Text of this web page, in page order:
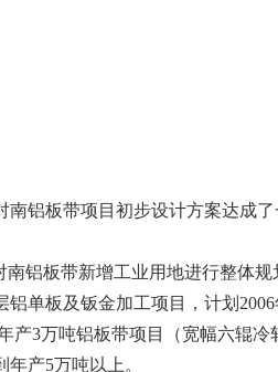
铝板带项目初步设计方案达成了
铝板带新增工业用地进行整体
单板及钣金加工项目，计划
产3万吨铝板带项目（宽幅六辊
产5万吨以上。